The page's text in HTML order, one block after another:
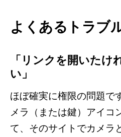
よくあるトラブ
「リンクを開いたけ
い」
ほぼ確実に権限の問題で
メラ（または鍵）アイコ
て、そのサイトでカメラ